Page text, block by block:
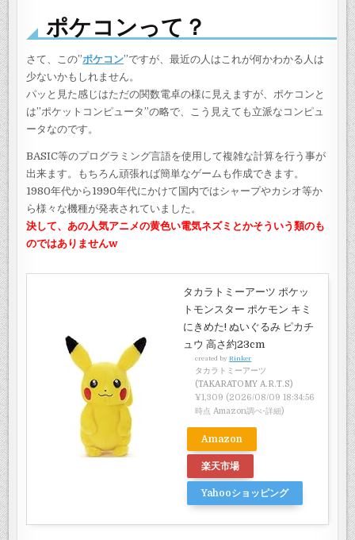
ポケコンって？
さて、この”ポケコン”ですが、最近の人はこれが何かわかる人は
少ないかもしれません。
パッと見た感じはただの関数電卓の様に見えますが、ポケコンと
は”ポケットコンピュータ”の略で、こう見えても立派なコンピュ
ータなのです。
BASIC等のプログラミング言語を使用して複雑な計算を行う事が
出来ます。もちろん頑張れば簡単なゲームも作成できます。
1980年代から1990年代にかけて国内ではシャープやカシオ等か
ら様々な機種が発表されていました。
決して、あの人気アニメの黄色い電気ネズミとかそういう類のも
のではありませんw
タカラトミーアーツ ポケッ
トモンスター ポケモン キミ
にきめた! ぬいぐるみ ピカチ
ュウ 高さ約23cm
created byRinker
タカラトミーアーツ
(TAKARATOMY A.R.T.S)
¥1,309 (2026/08/09 18:34:56
時点 Amazon調べ-詳細)
Amazon
楽天市場
Yahooショッピング